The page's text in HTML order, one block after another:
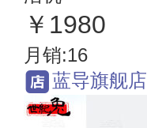
￥1980
月销:16
蓝导旗舰店